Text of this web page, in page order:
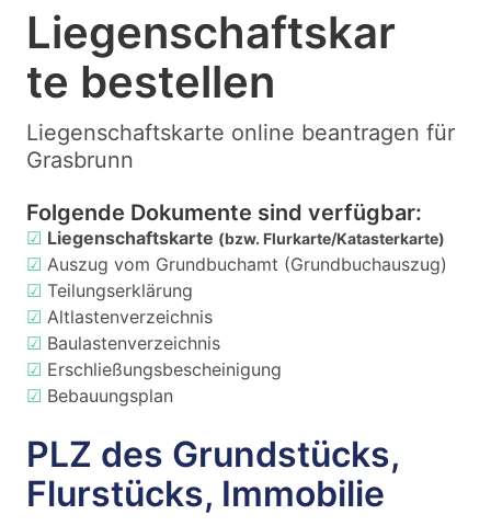
Liegenschaftskar
te bestellen
Liegenschaftskarte online beantragen für
Grasbrunn
Folgende Dokumente sind verfügbar:
☑ Liegenschaftskarte (bzw. Flurkarte/Katasterkarte)
☑ Auszug vom Grundbuchamt (Grundbuchauszug)
☑ Teilungserklärung
☑ Altlastenverzeichnis
☑ Baulastenverzeichnis
☑ Erschließungsbescheinigung
☑ Bebauungsplan
PLZ des Grundstücks,
Flurstücks, Immobilie